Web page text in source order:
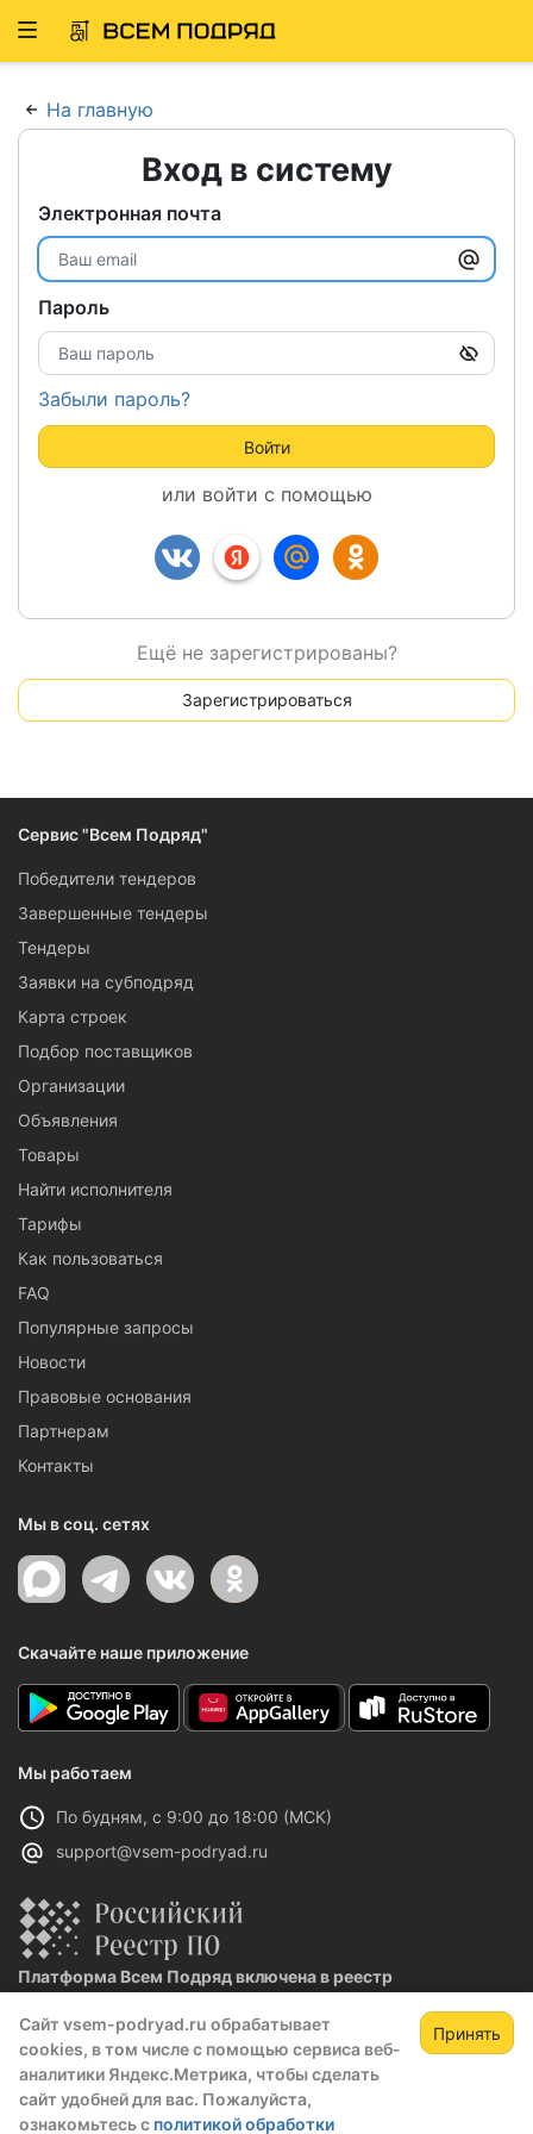
Сайт vsem-podryad.ru обрабатывает
cookies, в том числе с помощью сервиса веб-
аналитики Яндекс.Метрика, чтобы сделать
сайт удобней для вас. Пожалуйста,
ознакомьтесь с политикой обработки
Принять
Развернуть
На главную
Вход в систему
Электронная почта
Пароль
Забыли пароль?
Войти
или войти с помощью
Ещё не зарегистрированы?
Зарегистрироваться
Сервис "Всем Подряд"
Победители тендеров
Завершенные тендеры
Тендеры
Заявки на субподряд
Карта строек
Подбор поставщиков
Организации
Объявления
Товары
Найти исполнителя
Тарифы
Как пользоваться
FAQ
Популярные запросы
Новости
Правовые основания
Партнерам
Контакты
Мы в соц. сетях
Скачайте наше приложение
Мы работаем
По будням, с 9:00 до 18:00 (МСК)
support@vsem-podryad.ru
Платформа Всем Подряд включена в реестр
Реестровая запись №32021 от 06.02.2026
Политика конфиденциальности